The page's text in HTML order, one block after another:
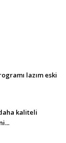
lazım eski
kaliteli